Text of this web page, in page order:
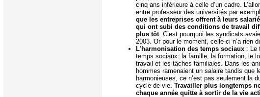
cinq ans inférieure à celle d’un cadre.
entre professeur des universités par
que les entreprises offrent à leurs
qui ont subi des conditions de travail
plus tôt. C’est pourquoi les syndicats
2003. Or pour le moment, celle-ci n’a rien
L’harmonisation des temps sociaux: Le
temps sociaux: la famille, la formation, le
travail et les tâches familiales. Dans les
hommes ramenaient un salaire tandis que
harmonieuses, ce n’est pas seulement la
cycle de vie. Travailler plus longtemps
chaque année quitte à sortir de la vie